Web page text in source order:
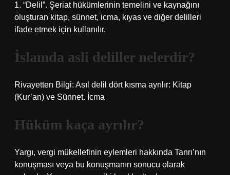
1. “Delil”. Şeriat hükümlerinin temelini ve kaynağını
oluşturan kitap, sünnet, icma, kıyas ve diğer delilleri
ifade etmek için kullanılır.
İslamda asli deliller nelerdir?
Rivayetten Bilgi: Asıl delil dört kısma ayrılır: Kitap
(Kur’an) ve Sünnet. İcma
Hüküm kaça ayrılır?
Yargı, vergi mükellefinin eylemleri hakkında Tanrı’nın
konuşması veya bu konuşmanın sonucu olarak